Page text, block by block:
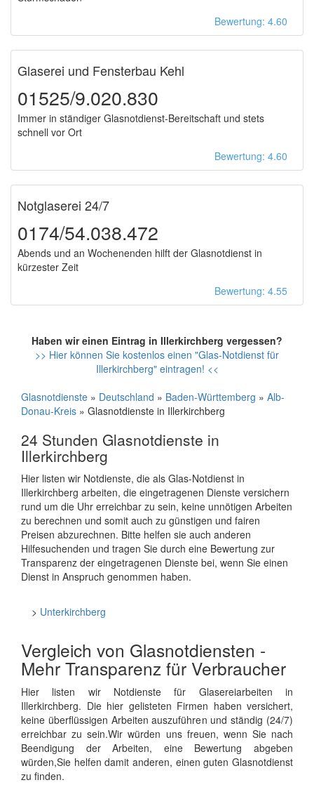
Bewertung: 4.60
Glaserei und Fensterbau Kehl
01525/9.020.830
Immer in ständiger Glasnotdienst-Bereitschaft und stets
schnell vor Ort
Bewertung: 4.60
Notglaserei 24/7
0174/54.038.472
Abends und an Wochenenden hilft der Glasnotdienst in
kürzester Zeit
Bewertung: 4.55
Haben wir einen Eintrag in Illerkirchberg vergessen?
>> Hier können Sie kostenlos einen "Glas-Notdienst für
Illerkirchberg" eintragen! <<
Glasnotdienste » Deutschland » Baden-Württemberg » Alb-
Donau-Kreis » Glasnotdienste in Illerkirchberg
24 Stunden Glasnotdienste in
Illerkirchberg
Hier listen wir Notdienste, die als Glas-Notdienst in
Illerkirchberg arbeiten, die eingetragenen Dienste versichern
rund um die Uhr erreichbar zu sein, keine unnötigen Arbeiten
zu berechnen und somit auch zu günstigen und fairen
Preisen abzurechnen. Bitte helfen sie auch anderen
Hilfesuchenden und tragen Sie durch eine Bewertung zur
Transparenz der eingetragenen Dienste bei, wenn Sie einen
Dienst in Anspruch genommen haben.
> Unterkirchberg
Vergleich von Glasnotdiensten -
Mehr Transparenz für Verbraucher
Hier listen wir Notdienste für Glasereiarbeiten in
Illerkirchberg. Die hier gelisteten Firmen haben versichert,
keine überflüssigen Arbeiten auszuführen und ständig (24/7)
erreichbar zu sein.Wir würden uns freuen, wenn Sie nach
Beendigung der Arbeiten, eine Bewertung abgeben
würden,Sie helfen damit anderen, einen guten Glasnotdienst
zu finden.